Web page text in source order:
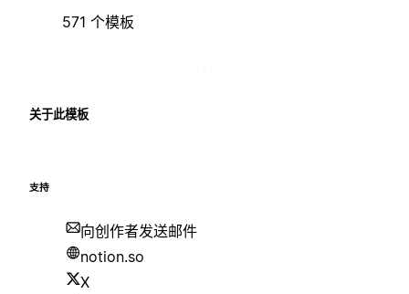
571 个模板
关于此模板
支持
向创作者发送邮件
notion.so
X